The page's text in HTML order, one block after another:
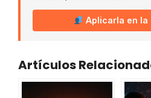
Aplicarla en la
Artículos